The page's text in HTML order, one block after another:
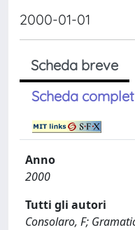
2000-01-01
Scheda breve
Scheda
Anno
2000
Tutti gli autori
Consolaro, F;